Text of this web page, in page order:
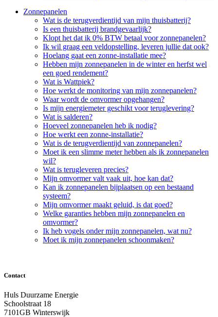
Zonnepanelen
Wat is de terugverdientijd van mijn thuisbatterij?
Is een thuisbatterij brandgevaarlijk?
Klopt het dat ik 0% BTW betaal voor zonnepanelen?
Ik wil graag een veldopstelling, leveren jullie dat ook?
Hoelang gaat een zonne-installatie mee?
Hebben mijn zonnepanelen in de winter en herfst wel
een goed rendement?
Wat is Wattpiek?
Hoe werkt de monitoring van mijn zonnepanelen?
Waar wordt de omvormer opgehangen?
Is mijn energiemeter geschikt voor teruglevering?
Wat is salderen?
Hoeveel zonnepanelen heb ik nodig?
Hoe werkt een zonne-installatie?
Wat is de terugverdientijd van zonnepanelen?
Moet ik een slimme meter hebben als ik zonnepanelen
wil?
Wat is terugleveren precies?
Mijn omvormer valt vaak uit, hoe kan dat?
Kan ik zonnepanelen bijplaatsen op een bestaand
systeem?
Mijn omvormer maakt geluid, is dat goed?
Welke garanties hebben mijn zonnepanelen en
omvormer?
Ik heb vogels onder mijn zonnepanelen, wat nu?
Moet ik mijn zonnepanelen schoonmaken?
Contact
Huls Duurzame Energie
Schoolstraat 18
7101GB Winterswijk